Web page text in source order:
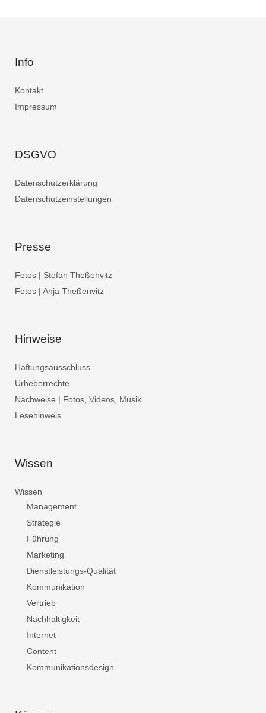
Info
Kontakt
Impressum
DSGVO
Datenschutzerklärung
Datenschutzeinstellungen
Presse
Fotos | Stefan Theßenvitz
Fotos | Anja Theßenvitz
Hinweise
Haftungsausschluss
Urheberrechte
Nachweise | Fotos, Videos, Musik
Lesehinweis
Wissen
Wissen
Management
Strategie
Führung
Marketing
Dienstleistungs-Qualität
Kommunikation
Vertrieb
Nachhaltigkeit
Internet
Content
Kommunikationsdesign